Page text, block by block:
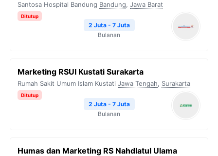
Santosa Hospital Bandung Bandung, Jawa Barat
Ditutup
2 Juta - 7 Juta
Bulanan
Marketing RSUI Kustati Surakarta
Rumah Sakit Umum Islam Kustati Jawa Tengah, Surakarta
Ditutup
2 Juta - 7 Juta
Bulanan
Humas dan Marketing RS Nahdlatul Ulama